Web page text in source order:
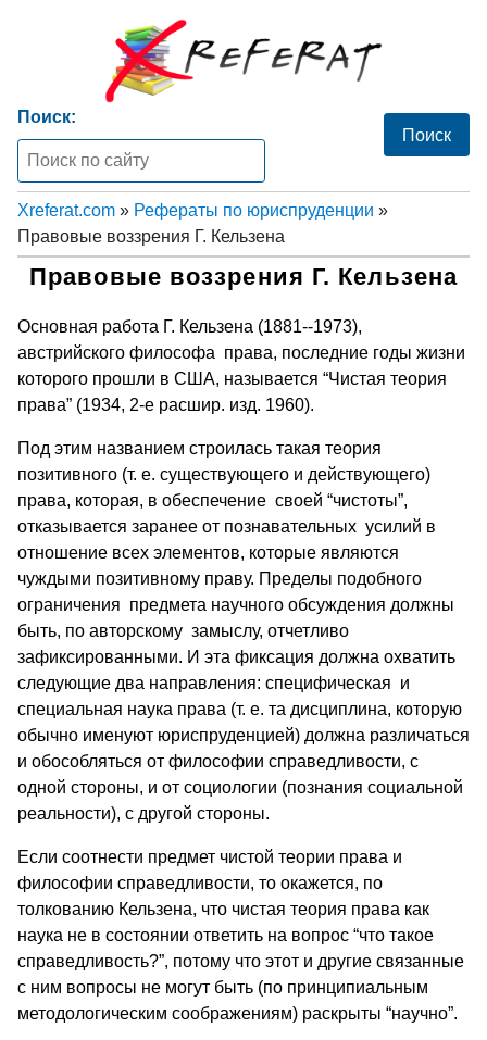
Поиск:
Xreferat.com » Рефераты по юриспруденции »
Правовые воззрения Г. Кельзена
Правовые воззрения Г. Кельзена
Основная работа Г. Кельзена (1881--1973),
австрийского философа права, последние годы жизни
которого прошли в США, называется “Чистая теория
права” (1934, 2-е расшир. изд. 1960).
Под этим названием строилась такая теория
позитивного (т. е. существующего и действующего)
права, которая, в обеспечение своей “чистоты”,
отказывается заранее от познавательных усилий в
отношение всех элементов, которые являются
чуждыми позитивному праву. Пределы подобного
ограничения предмета научного обсуждения должны
быть, по авторскому замыслу, отчетливо
зафиксированными. И эта фиксация должна охватить
следующие два направления: специфическая и
специальная наука права (т. е. та дисциплина, которую
обычно именуют юриспруденцией) должна различаться
и обособляться от философии справедливости, с
одной стороны, и от социологии (познания социальной
реальности), с другой стороны.
Если соотнести предмет чистой теории права и
философии справедливости, то окажется, по
толкованию Кельзена, что чистая теория права как
наука не в состоянии ответить на вопрос “что такое
справедливость?”, потому что этот и другие связанные
с ним вопросы не могут быть (по принципиальным
методологическим соображениям) раскрыты “научно”.